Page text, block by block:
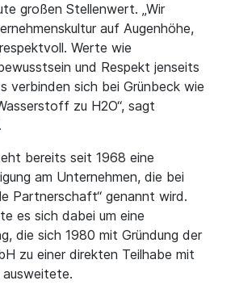
großen Stellenwert. „Wir
auf Augenhöhe,
Werte wie
und Respekt jenseits
verbinden sich bei Grünbeck wie
zu H2O“, sagt
bereits seit 1968 eine
am Unternehmen, die bei
Partnerschaft“ genannt wird.
es sich dabei um eine
die sich 1980 mit Gründung der
zu einer direkten Teilhabe mit
ausweitete.